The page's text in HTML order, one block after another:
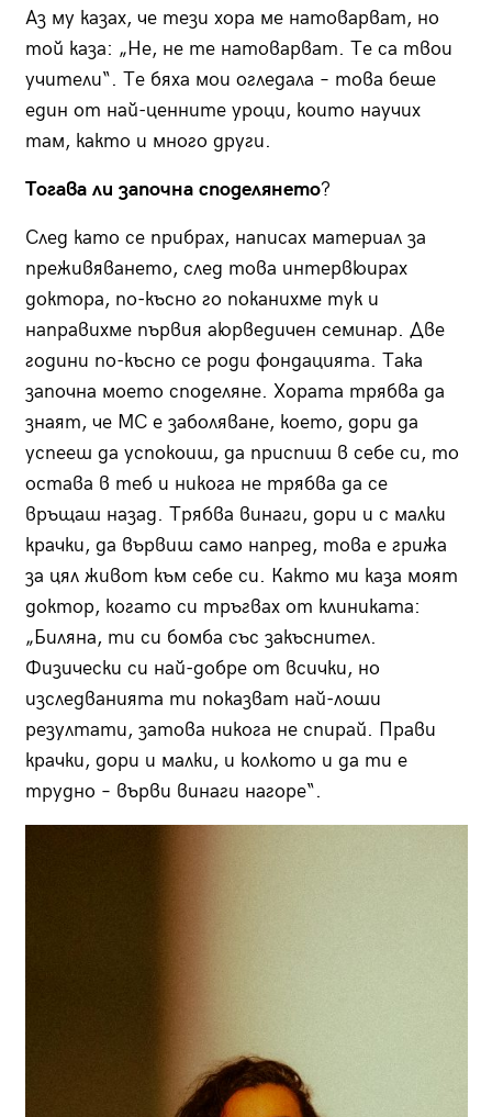
Аз му казах, че тези хора ме натоварват, но
той каза: „Не, не те натоварват. Те са твои
учители“. Те бяха мои огледала – това беше
един от най-ценните уроци, които научих
там, както и много други.
Тогава ли започна споделянето?
След като се прибрах, написах материал за
преживяването, след това интервюирах
доктора, по-късно го поканихме тук и
направихме първия аюрведичен семинар. Две
години по-късно се роди фондацията. Така
започна моето споделяне. Хората трябва да
знаят, че МС е заболяване, което, дори да
успееш да успокоиш, да приспиш в себе си, то
остава в теб и никога не трябва да се
връщаш назад. Трябва винаги, дори и с малки
крачки, да вървиш само напред, това е грижа
за цял живот към себе си. Както ми каза моят
доктор, когато си тръгвах от клиниката:
„Биляна, ти си бомба със закъснител.
Физически си най-добре от всички, но
изследванията ти показват най-лоши
резултати, затова никога не спирай. Прави
крачки, дори и малки, и колкото и да ти е
трудно – върви винаги нагоре“.